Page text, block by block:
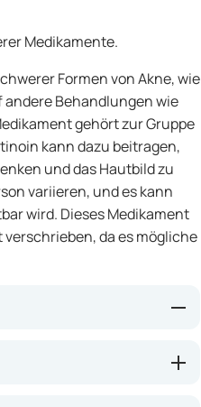
Medikamente.
Formen von Akne, wie
Behandlungen wie
gehört zur Gruppe
kann dazu beitragen,
und das Hautbild zu
variieren, und es kann
wird. Dieses Medikament
da es mögliche
zu verringern und